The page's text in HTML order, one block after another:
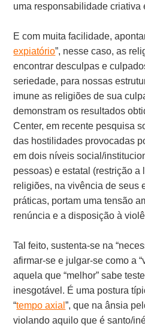
uma responsabilidade criativa
E com muita facilidade,
expiatório”, nesse caso, as
encontrar desculpas e
seriedade, para nossas
imune as religiões de sua
demonstram os resultados
Center, em recente pesquisa
das hostilidades provocadas
em dois níveis social/
pessoas) e estatal (restrição a
religiões, na vivência de seus
práticas, portam uma tensão
renúncia e a disposição à
Tal feito, sustenta-se na
afirmar-se e julgar-se como a
aquela que “melhor” sabe
inesgotável. É uma postura
“tempo axial”, que na ânsia
violando aquilo que é santo/